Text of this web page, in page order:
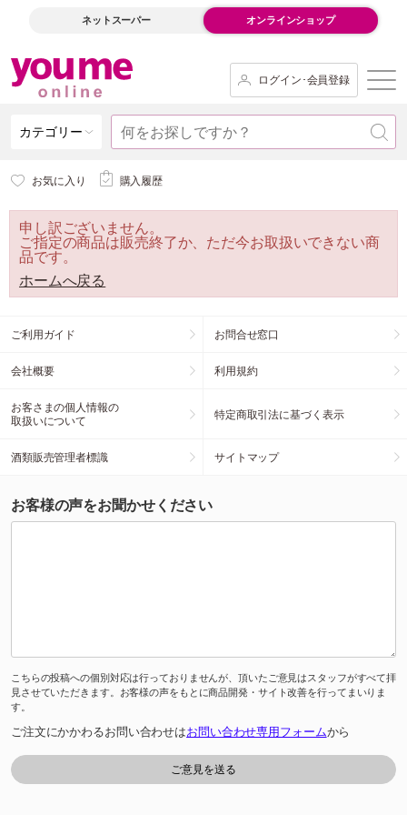
ネットスーパー オンラインショップ
ログイン･会員登録
カテゴリー
お気に入り 購入履歴
申し訳ございません。
ご指定の商品は販売終了か、ただ今お取扱いできない商
品です。
ホームへ戻る
ご利用ガイド お問合せ窓口
会社概要 利用規約
お客さまの個人情報の
取扱いについて
特定商取引法に基づく表示
酒類販売管理者標識 サイトマップ
お客様の声をお聞かせください
こちらの投稿への個別対応は行っておりませんが、頂いたご意見はスタッフがすべて拝
見させていただきます。お客様の声をもとに商品開発・サイト改善を行ってまいりま
す。
ご注文にかかわるお問い合わせはお問い合わせ専用フォームから